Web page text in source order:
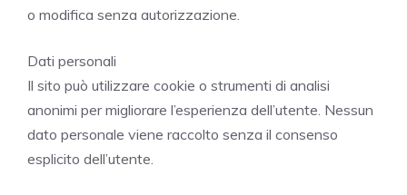
o modifica senza autorizzazione.
Dati personali
Il sito può utilizzare cookie o strumenti di analisi
anonimi per migliorare l’esperienza dell’utente. Nessun
dato personale viene raccolto senza il consenso
esplicito dell’utente.